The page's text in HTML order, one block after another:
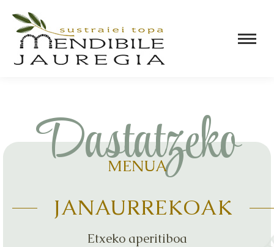
Dastatzeko
MENUA
JANAURREKOAK
Etxeko aperitiboa